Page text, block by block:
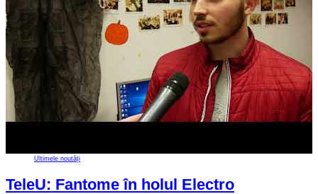
Ultimele noutăți
TeleU: Fantome în holul Electro